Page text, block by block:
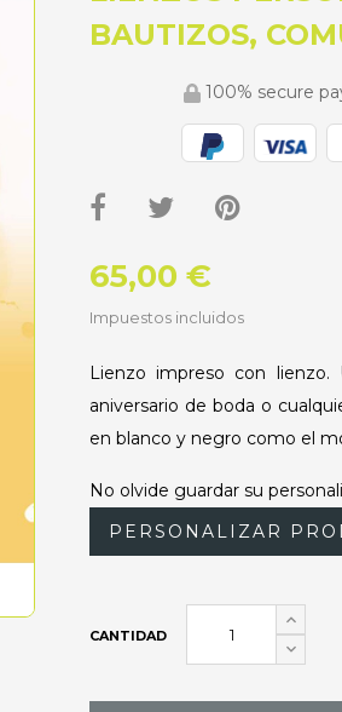
BAUTIZOS,
100% secure
65,00 €
Impuestos incluidos
Lienzo impreso con lienzo.
aniversario de boda o
en blanco y negro como el
No olvide guardar su
PERSONALIZAR
CANTIDAD